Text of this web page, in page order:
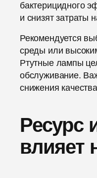
бактерицидного
и снизят затраты
Рекомендуется
среды или
Ртутные лампы
обслуживание.
снижения
Ресурс
влияет